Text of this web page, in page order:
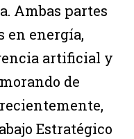
Ambas partes
en energía,
artificial y
de
Estratégico